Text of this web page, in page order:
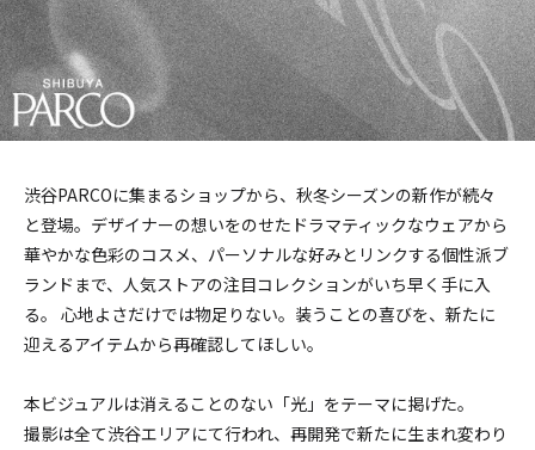
渋谷PARCOに集まるショップから、秋冬シーズンの新作が続々
と登場。デザイナーの想いをのせたドラマティックなウェアから
華やかな色彩のコスメ、パーソナルな好みとリンクする個性派ブ
ランドまで、人気ストアの注目コレクションがいち早く手に入
る。 心地よさだけでは物足りない。装うことの喜びを、新たに
迎えるアイテムから再確認してほしい。
本ビジュアルは消えることのない「光」をテーマに掲げた。
撮影は全て渋谷エリアにて行われ、再開発で新たに生まれ変わり